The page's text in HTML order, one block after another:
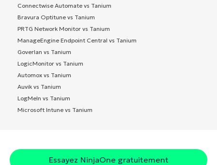
Connectwise Automate vs Tanium
Bravura Optitune vs Tanium
PRTG Network Monitor vs Tanium
ManageEngine Endpoint Central vs Tanium
Goverlan vs Tanium
LogicMonitor vs Tanium
Automox vs Tanium
Auvik vs Tanium
LogMeIn vs Tanium
Microsoft Intune vs Tanium
Essayez NinjaOne gratuitement